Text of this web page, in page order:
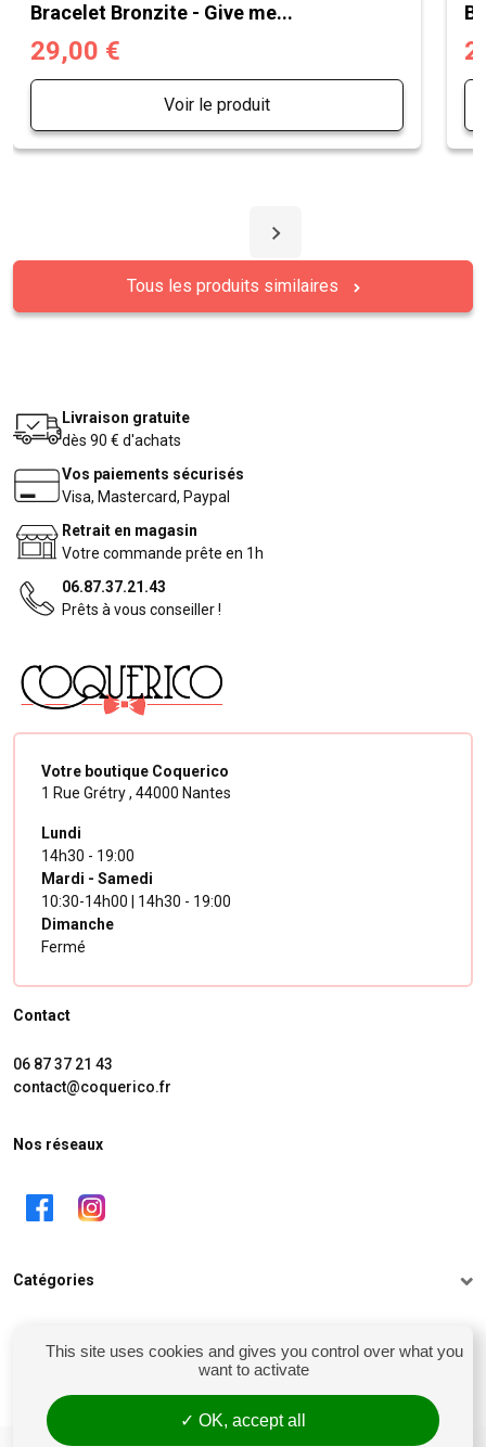
Bracelet Bronzite - Give me...
29,00 €
Voir le produit
Tous les produits similaires
Livraison gratuite
dès 90 € d'achats
Vos paiements sécurisés
Visa, Mastercard, Paypal
Retrait en magasin
Votre commande prête en 1h
06.87.37.21.43
Prêts à vous conseiller !
Votre boutique Coquerico
1 Rue Grétry , 44000 Nantes
Lundi
14h30 - 19:00
Mardi - Samedi
10:30-14h00 | 14h30 - 19:00
Dimanche
Fermé
Contact
06 87 37 21 43
contact@coquerico.fr
Nos réseaux
Catégories
Mon compte
This site uses cookies and gives you control over what you
want to activate
OK, accept all